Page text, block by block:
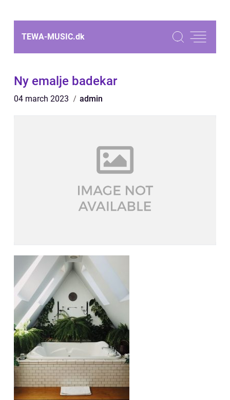
TEWA-MUSIC.dk
Ny emalje badekar
04 march 2023 admin